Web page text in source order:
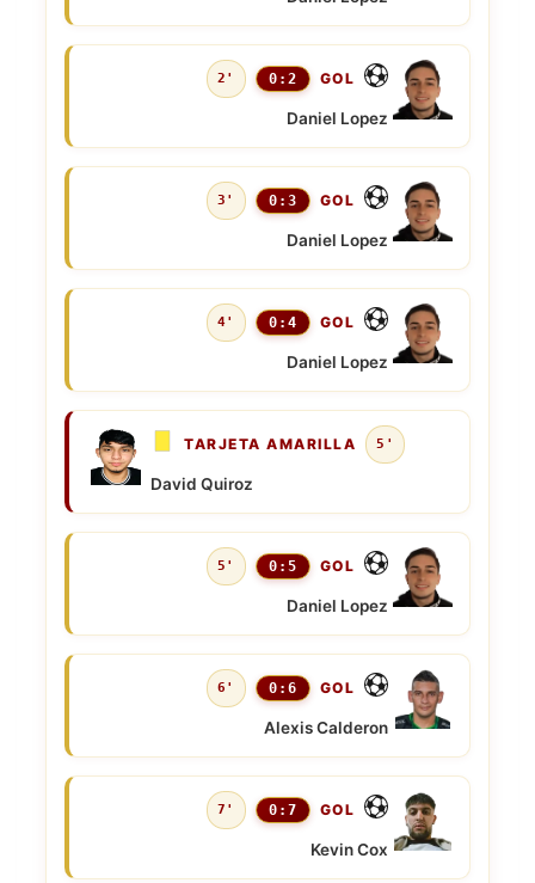
2' 0:2 GOL
Daniel Lopez
3' 0:3 GOL
Daniel Lopez
4' 0:4 GOL
Daniel Lopez
TARJETA AMARILLA 5'
David Quiroz
5' 0:5 GOL
Daniel Lopez
6' 0:6 GOL
Alexis Calderon
7' 0:7 GOL
Kevin Cox